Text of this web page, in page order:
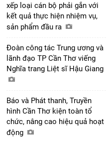
xếp loại cán bộ phải gắn với
kết quả thực hiện nhiệm vụ,
sản phẩm đầu ra
Đoàn công tác Trung ương và
lãnh đạo TP Cần Thơ viếng
Nghĩa trang Liệt sĩ Hậu Giang
Báo và Phát thanh, Truyền
hình Cần Thơ kiện toàn tổ
chức, nâng cao hiệu quả hoạt
động